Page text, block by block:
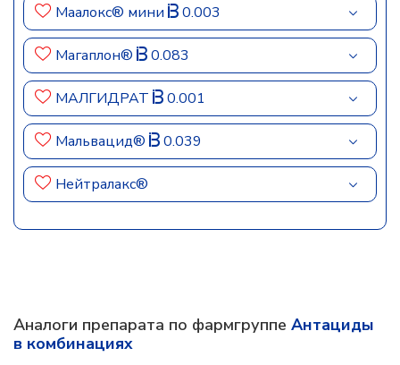
Маалокс® мини 0.003
Магаплон® 0.083
МАЛГИДРАТ 0.001
Мальвацид® 0.039
Нейтралакс®
Аналоги препарата по фармгруппе Антациды
в комбинациях